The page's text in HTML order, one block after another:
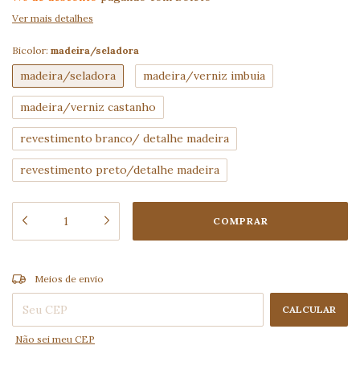
Ver mais detalhes
Bicolor: madeira/seladora
madeira/seladora madeira/verniz imbuia
madeira/verniz castanho
revestimento branco/ detalhe madeira
revestimento preto/detalhe madeira
Entregas para o CEP:
Meios de envio
CALCULAR
Não sei meu CEP